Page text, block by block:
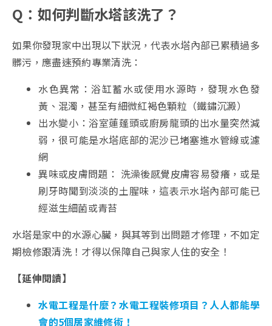
Q：如何判斷水塔該洗了？
如果你發現家中出現以下狀況，代表水塔內部已累積過多
髒污，應盡速預約專業清洗：
水色異常：浴缸蓄水或使用水源時，發現水色發
黃、混濁，甚至有細微紅褐色顆粒（鐵鏽沉澱）
出水變小：浴室蓮蓬頭或廚房龍頭的出水量突然減
弱，很可能是水塔底部的泥沙已堵塞進水管線或濾
網
異味或皮膚問題： 洗澡後感覺皮膚容易發癢，或是
刷牙時聞到淡淡的土腥味，這表示水塔內部可能已
經滋生細菌或青苔
水塔是家中的水源心臟，與其等到出問題才修理，不如定
期檢修跟清洗！才得以保障自己與家人住的安全！
【延伸閱讀】
水電工程是什麼？水電工程裝修項目？人人都能學
會的5個居家維修術！